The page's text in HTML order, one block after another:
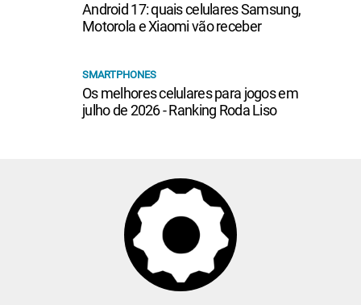
Android 17: quais celulares Samsung,
Motorola e Xiaomi vão receber
SMARTPHONES
Os melhores celulares para jogos em
julho de 2026 - Ranking Roda Liso